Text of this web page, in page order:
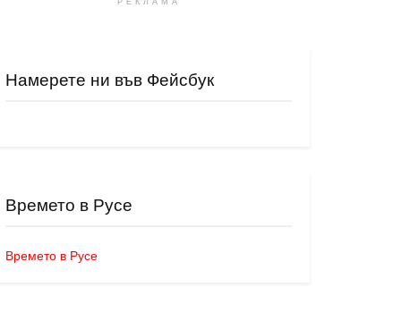
Намерете ни във Фейсбук
Времето в Русе
Времето в Русе